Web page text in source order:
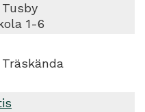
Tusby
1-6
Träskända